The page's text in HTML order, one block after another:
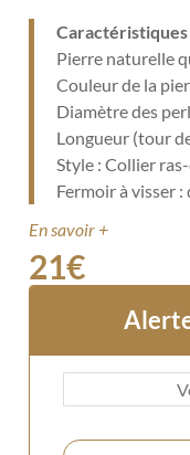
Caractéristiques
Pierre naturelle
Couleur de la
Diamètre des
Longueur (tour
Style : Collier
Fermoir à visser
En savoir +
21€